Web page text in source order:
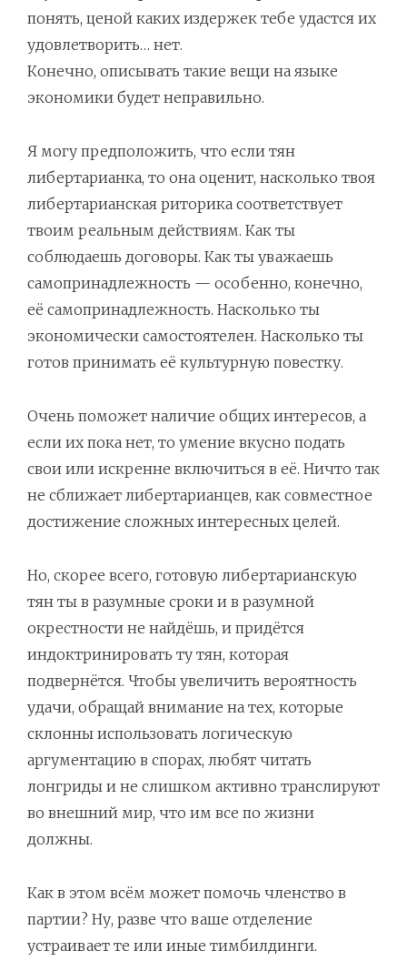
понять, ценой каких издержек тебе удастся их
удовлетворить… нет.
Конечно, описывать такие вещи на языке
экономики будет неправильно.
Я могу предположить, что если тян
либертарианка, то она оценит, насколько твоя
либертарианская риторика соответствует
твоим реальным действиям. Как ты
соблюдаешь договоры. Как ты уважаешь
самопринадлежность — особенно, конечно,
её самопринадлежность. Насколько ты
экономически самостоятелен. Насколько ты
готов принимать её культурную повестку.
Очень поможет наличие общих интересов, а
если их пока нет, то умение вкусно подать
свои или искренне включиться в её. Ничто так
не сближает либертарианцев, как совместное
достижение сложных интересных целей.
Но, скорее всего, готовую либертарианскую
тян ты в разумные сроки и в разумной
окрестности не найдёшь, и придётся
индоктринировать ту тян, которая
подвернётся. Чтобы увеличить вероятность
удачи, обращай внимание на тех, которые
склонны использовать логическую
аргументацию в спорах, любят читать
лонгриды и не слишком активно транслируют
во внешний мир, что им все по жизни
должны.
Как в этом всём может помочь членство в
партии? Ну, разве что ваше отделение
устраивает те или иные тимбилдинги.